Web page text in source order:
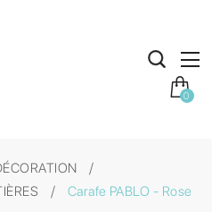
0
Carafe PABLO - Rose